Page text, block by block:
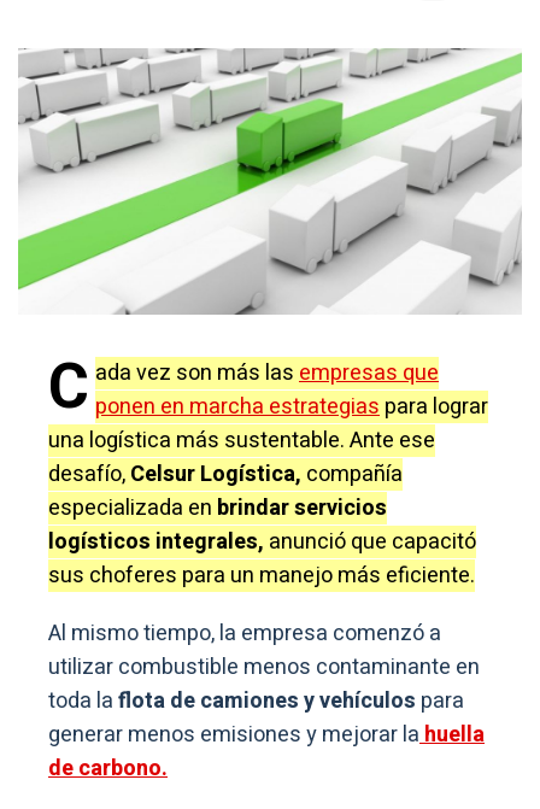
C ada vez son más lasempresas que
ponen en marcha estrategiaspara lograr
una logística más sustentable. Ante ese
desafío,Celsur Logística, compañía
especializada en brindar servicios
logísticos integrales, anunció que capacitó
sus choferes para un manejo más eficiente.
Al mismo tiempo, la empresa comenzó a
utilizar combustible menos contaminante en
toda laflota de camiones y vehículos para
generar menos emisiones y mejorar lahuella
de carbono.